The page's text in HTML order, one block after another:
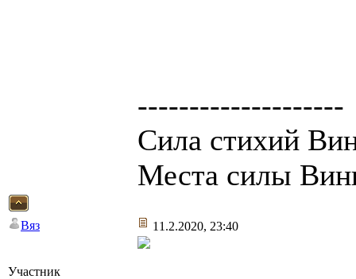
--------------------
Сила стихий
Места силы
Вяз 11.2.2020, 23:40
Участник